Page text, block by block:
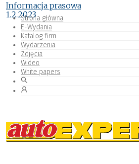
Strona główna
E-Wydania
Katalog firm
Wydarzenia
Zdjęcia
Wideo
White papers
Informacja prasowa
1.2.2023